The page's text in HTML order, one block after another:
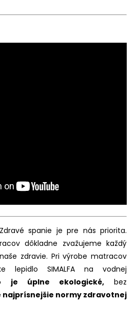
Zdravé spanie je pre nás priorita.
dôkladne zvažujeme každý
zdravie. Pri výrobe matracov
lepidlo SIMALFA na vodnej
je úplne ekologické,bez
najprísnejšie normy zdravotnej